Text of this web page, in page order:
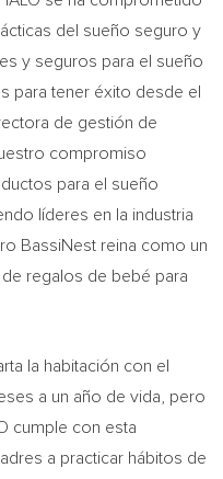
del sueño seguro y
y seguros para el sueño
para tener éxito desde el
de gestión de
compromiso
para el sueño
líderes en la industria
BassiNest reina como un
regalos de bebé para
la habitación con el
a un año de vida, pero
cumple con esta
a practicar hábitos de